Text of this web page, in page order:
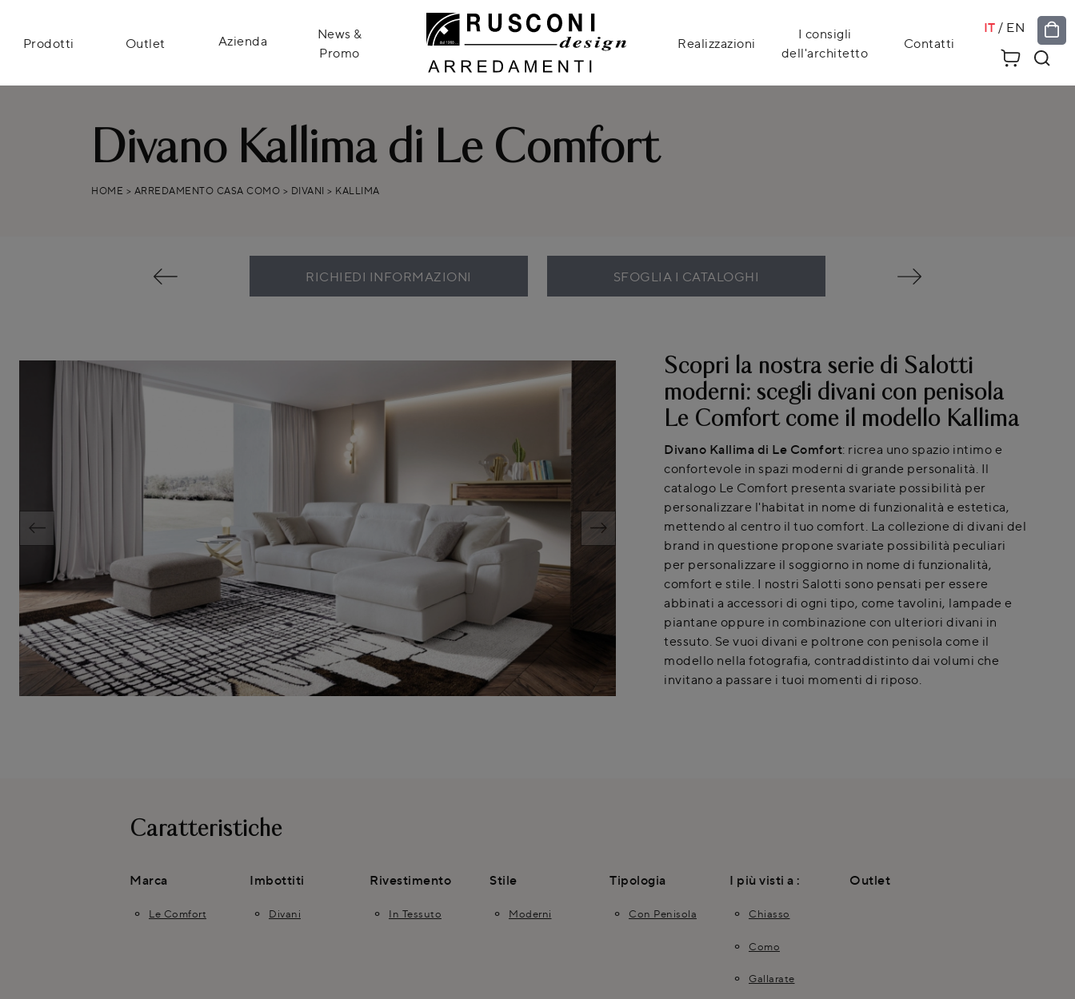
Prodotti Outlet Azienda
News &
Promo
Realizzazioni
I consigli
dell'architetto
Contatti
IT / EN
Divano Kallima di Le Comfort
HOME > ARREDAMENTO CASA COMO > DIVANI > KALLIMA
RICHIEDI INFORMAZIONI SFOGLIA I CATALOGHI
Scopri la nostra serie di Salotti
moderni: scegli divani con penisola
Le Comfort come il modello Kallima
Divano Kallima di Le Comfort: ricrea uno spazio intimo e
confortevole in spazi moderni di grande personalità. Il
catalogo Le Comfort presenta svariate possibilità per
personalizzare l'habitat in nome di funzionalità e estetica,
mettendo al centro il tuo comfort. La collezione di divani del
brand in questione propone svariate possibilità peculiari
per personalizzare il soggiorno in nome di funzionalità,
comfort e stile. I nostri Salotti sono pensati per essere
abbinati a accessori di ogni tipo, come tavolini, lampade e
piantane oppure in combinazione con ulteriori divani in
tessuto. Se vuoi divani e poltrone con penisola come il
modello nella fotografia, contraddistinto dai volumi che
invitano a passare i tuoi momenti di riposo.
Caratteristiche
Marca
Le Comfort
Imbottiti
Divani
Rivestimento
In Tessuto
Stile
Moderni
Tipologia
Con Penisola
I più visti a :
Chiasso
Como
Gallarate
Outlet